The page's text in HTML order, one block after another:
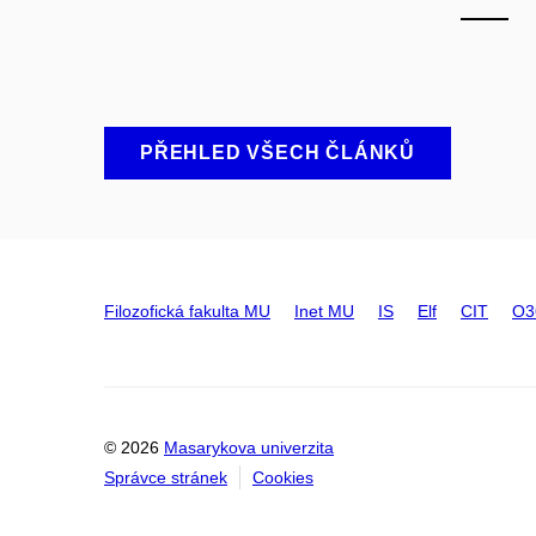
PŘEHLED VŠECH ČLÁNKŮ
Filozofická fakulta MU Inet MU IS Elf CIT
© 2026 Masarykova univerzita
Správce stránek
Cookies